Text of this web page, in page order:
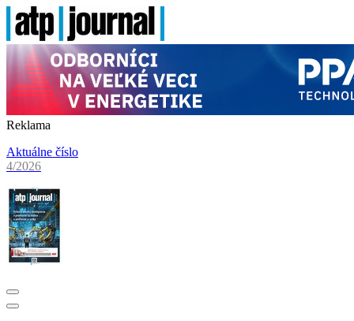
Reklama
Aktuálne číslo
4/2026